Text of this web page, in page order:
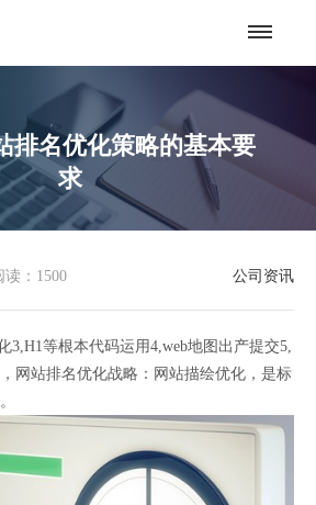
排名优化策略的基本要
求
公司资讯
读：1500
3,H1等根本代码运用4,web地图出产提交5,
网站排名优化战略：网站描绘优化，是标